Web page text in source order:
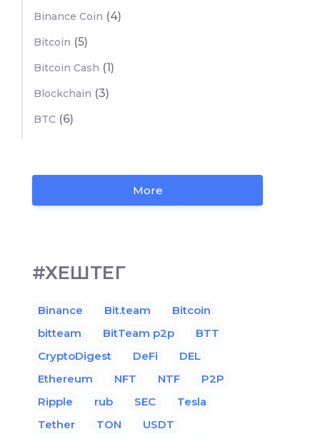
Binance Coin (4)
Bitcoin (5)
Bitcoin Cash (1)
Blockchain (3)
BTC (6)
More
#ХЕШТЕГ
Binance Bit.team
Bitcoin
bitteam
BitTeam p2p
BTT
CryptoDigest
DeFi
DEL
Ethereum
NFT NTF
P2P
Ripple
rub SEC
Tesla
Tether
TON
USDT